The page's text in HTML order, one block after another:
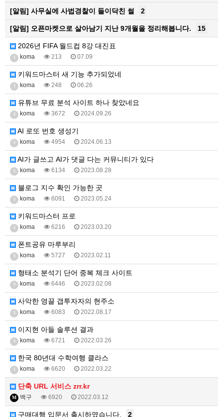
[알림] 사무실에 사법경찰이 들이닥친 썰 2
[알림] 오픈마켓으로 살아남기 지난 9개월을 정리해봅니다. 15
2026년 FIFA 월드컵 8강 대진표
5 koma 213 07.09
키워드마스터 새 기능 추가되었네
5 koma 248 06.26
유튜브 무료 분석 사이트 하나 찾았네요
5 koma 3672 2024.09.26
AI 로또 번호 생성기
5 koma 4954 2024.06.13
AI가 글쓰고 AI가 댓글 다는 커뮤니티가 있다
5 koma 6134 2023.08.28
블로그 지수 확인 가능한 곳
5 koma 6091 2023.05.24
키워드마스터 프로
5 koma 6216 2023.03.20
폰트공유 마루부리
5 koma 5727 2023.02.11
형태소 분석기 단어 중복 체크 사이트
5 koma 6446 2023.02.08
사악한 영끌 갭투자자의 현주소
5 koma 6083 2022.08.17
이지현 아들 솔루션 결과
5 koma 6721 2022.03.26
한국 80년대 수학여행 클라스
5 koma 6620 2022.03.22
단축 URL 서비스 zrr.kr
M 백구 6920 2022.03.12
구매대행 입문서 출시하였습니다. 2